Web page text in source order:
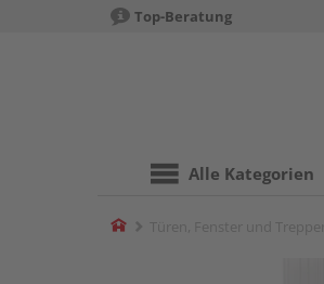
Top-Beratung
Alle Kategorien
Home